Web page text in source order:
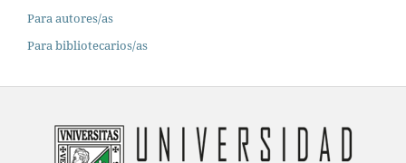
Para autores/as
Para bibliotecarios/as